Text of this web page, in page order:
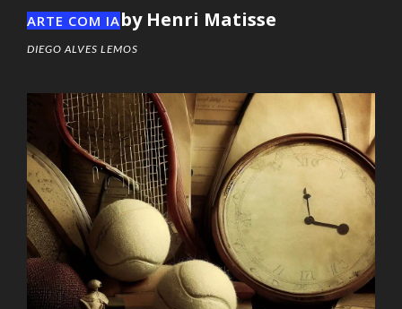
ARTE COM IAby Henri Matisse
DIEGO ALVES LEMOS